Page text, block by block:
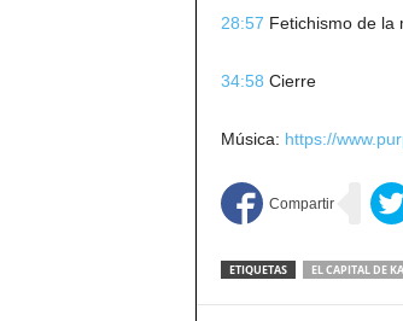
28:57 Fetichismo de la
34:58 Cierre
Música: https://
ETIQUETAS EL CAPITAL DE